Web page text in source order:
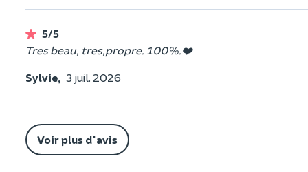
5/5
Tres beau, tres,propre. 100%.❤️
Sylvie, 3 juil. 2026
Voir plus d'avis